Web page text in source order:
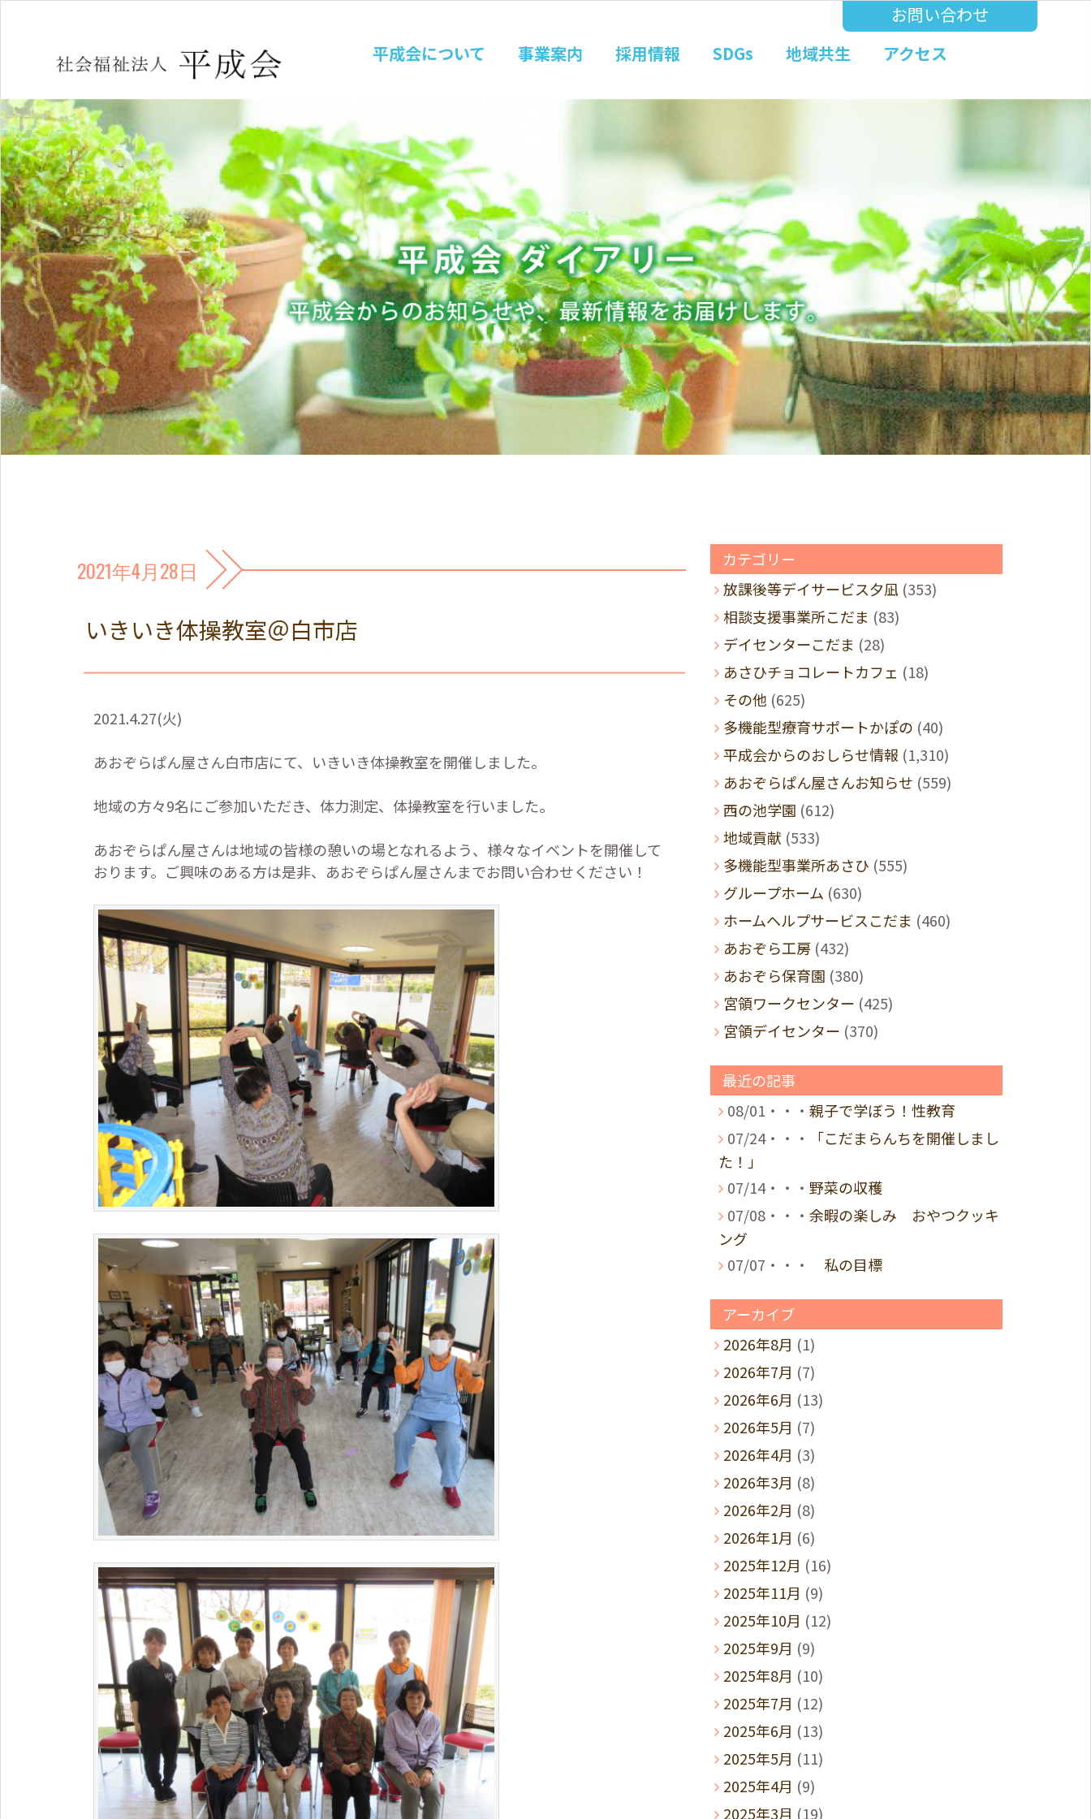
お問い合わせ
平成会について
事業案内 採用情報 SDGs 地域共生 アクセス
2021年4月28日
いきいき体操教室＠白市店
2021.4.27(火)
あおぞらぱん屋さん白市店にて、いきいき体操教室を開催しました。
地域の方々9名にご参加いただき、体力測定、体操教室を行いました。
あおぞらぱん屋さんは地域の皆様の憩いの場となれるよう、様々なイベントを開催して
おります。ご興味のある方は是非、あおぞらぱん屋さんまでお問い合わせください！
カテゴリー
放課後等デイサービス夕凪 (353)
相談支援事業所こだま (83)
デイセンターこだま (28)
あさひチョコレートカフェ (18)
その他 (625)
多機能型療育サポートかぽの (40)
平成会からのおしらせ情報 (1,310)
あおぞらぱん屋さんお知らせ (559)
西の池学園 (612)
地域貢献 (533)
多機能型事業所あさひ (555)
グループホーム (630)
ホームヘルプサービスこだま (460)
あおぞら工房 (432)
あおぞら保育園 (380)
宮領ワークセンター (425)
宮領デイセンター (370)
最近の記事
08/01・・・ 親子で学ぼう！性教育
07/24・・・
「こだまらんちを開催しまし
た！」
07/14・・・ 野菜の収穫
07/08・・・ 余暇の楽しみ おやつクッキ
ング
07/07・・・
私の目標
アーカイブ
2026年8月 (1)
2026年7月 (7)
2026年6月 (13)
2026年5月 (7)
2026年4月 (3)
2026年3月 (8)
2026年2月 (8)
2026年1月 (6)
2025年12月 (16)
2025年11月 (9)
2025年10月 (12)
2025年9月 (9)
2025年8月 (10)
2025年7月 (12)
2025年6月 (13)
2025年5月 (11)
2025年4月 (9)
2025年3月 (19)